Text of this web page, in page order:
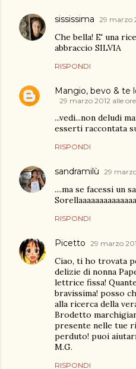
sississima 29 marzo
Che bella! E' una
abbraccio SILVIA
RISPONDI
Mangio, bevo & te
29 marzo 2012 alle ore
...vedi...non deludi
esserti raccontata
RISPONDI
sandramilù 29
....ma se facessi un
RISPONDI
Picetto 29 marzo
Ciao, ti ho trovata
delizie di nonna
lettrice fissa!
bravissima! posso
alla ricerca della
Brodetto
presente nelle tue
perduto! puoi
M.G.
RISPONDI